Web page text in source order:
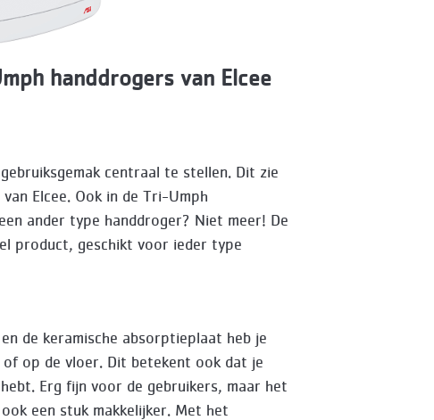
handdrogers van Elcee
centraal te stellen. Dit zie
Elcee. Ook in de Tri-Umph
ander type handdroger? Niet meer! De
product, geschikt voor ieder type
de keramische absorptieplaat heb je
op de vloer. Dit betekent ook dat je
Erg fijn voor de gebruikers, maar het
een stuk makkelijker. Met het